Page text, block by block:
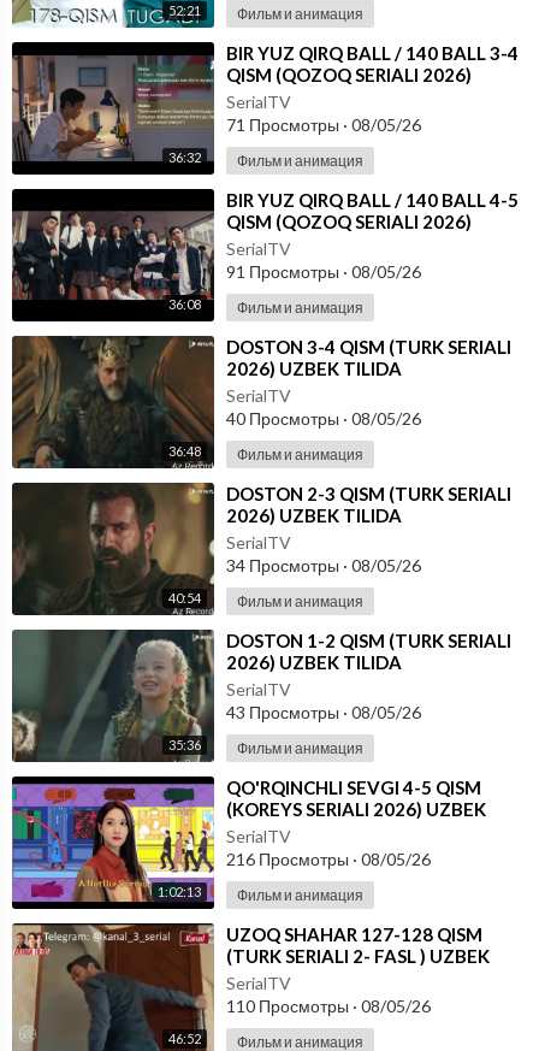
52:21 Фильм и анимация
36:32
⁣⁣BIR YUZ QIRQ BALL / 140 BALL 3-4
QISM (QOZOQ SERIALI 2026)
UZBEK TILIDA
SerialTV
71 Просмотры · 08/05/26
Фильм и анимация
36:08
⁣⁣BIR YUZ QIRQ BALL / 140 BALL 4-5
QISM (QOZOQ SERIALI 2026)
UZBEK TILIDA
SerialTV
91 Просмотры · 08/05/26
Фильм и анимация
36:48
⁣DOSTON 3-4 QISM (TURK SERIALI
2026) UZBEK TILIDA
SerialTV
40 Просмотры · 08/05/26
Фильм и анимация
40:54
⁣DOSTON 2-3 QISM (TURK SERIALI
2026) UZBEK TILIDA
SerialTV
34 Просмотры · 08/05/26
Фильм и анимация
35:36
⁣DOSTON 1-2 QISM (TURK SERIALI
2026) UZBEK TILIDA
SerialTV
43 Просмотры · 08/05/26
Фильм и анимация
1:02:13
⁣⁣QO'RQINCHLI SEVGI 4-5 QISM
(KOREYS SERIALI 2026) UZBEK
TILIDA
SerialTV
216 Просмотры · 08/05/26
Фильм и анимация
46:52
⁣UZOQ SHAHAR 127-128 QISM
(TURK SERIALI 2- FASL ) UZBEK
TILIDA
SerialTV
110 Просмотры · 08/05/26
Фильм и анимация